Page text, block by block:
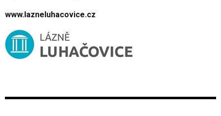
www.lazneluhacovice.cz